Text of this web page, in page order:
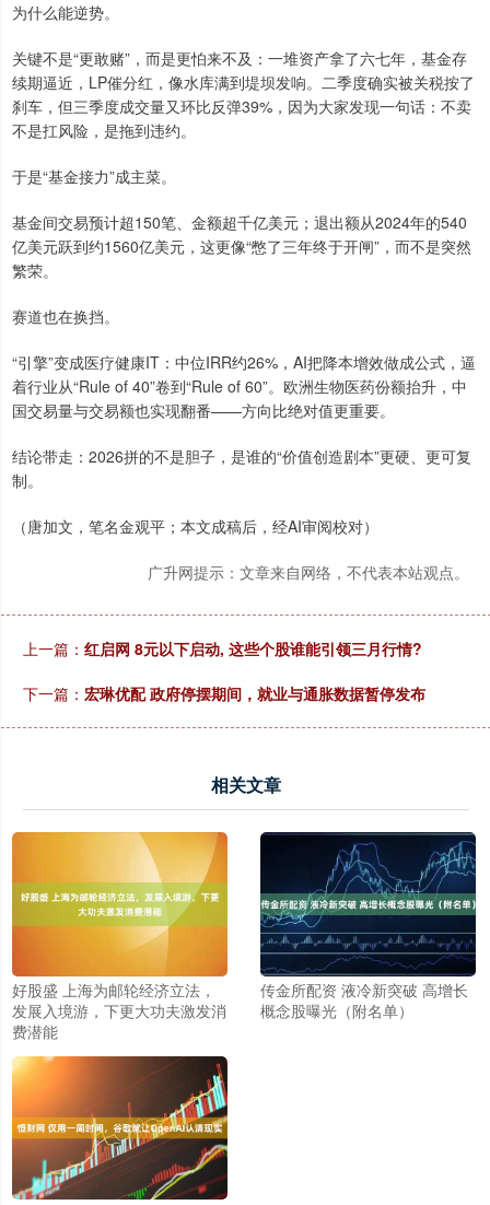
为什么能逆势。
关键不是“更敢赌”，而是更怕来不及：一堆资产拿了六七年，基金存
续期逼近，LP催分红，像水库满到堤坝发响。二季度确实被关税按了
刹车，但三季度成交量又环比反弹39%，因为大家发现一句话：不卖
不是扛风险，是拖到违约。
于是“基金接力”成主菜。
基金间交易预计超150笔、金额超千亿美元；退出额从2024年的540
亿美元跃到约1560亿美元，这更像“憋了三年终于开闸”，而不是突然
繁荣。
赛道也在换挡。
“引擎”变成医疗健康IT：中位IRR约26%，AI把降本增效做成公式，逼
着行业从“Rule of 40”卷到“Rule of 60”。欧洲生物医药份额抬升，中
国交易量与交易额也实现翻番——方向比绝对值更重要。
结论带走：2026拼的不是胆子，是谁的“价值创造剧本”更硬、更可复
制。
（唐加文，笔名金观平；本文成稿后，经AI审阅校对）
广升网提示：文章来自网络，不代表本站观点。
上一篇： 红启网 8元以下启动, 这些个股谁能引领三月行情?
下一篇： 宏琳优配 政府停摆期间，就业与通胀数据暂停发布
相关文章
好股盛 上海为邮轮经济立法，
发展入境游，下更大功夫激发消
费潜能
传金所配资 液冷新突破 高增长
概念股曝光（附名单）